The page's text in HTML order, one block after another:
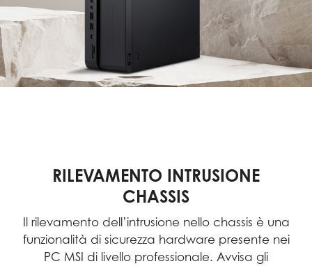
RILEVAMENTO INTRUSIONE
CHASSIS
Il rilevamento dell’intrusione nello chassis è una
funzionalità di sicurezza hardware presente nei
PC MSI di livello professionale. Avvisa gli